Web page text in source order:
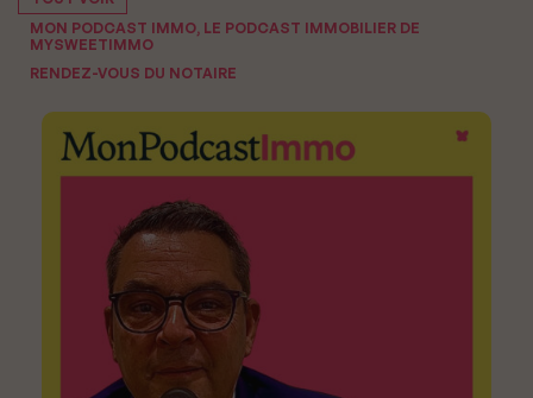
MON PODCAST IMMO, LE PODCAST IMMOBILIER DE
MYSWEETIMMO
RENDEZ-VOUS DU NOTAIRE